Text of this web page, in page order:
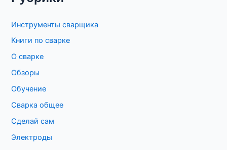
к
:
Инструменты сварщика
Книги по сварке
О сварке
Обзоры
Обучение
Сварка общее
Сделай сам
Электроды